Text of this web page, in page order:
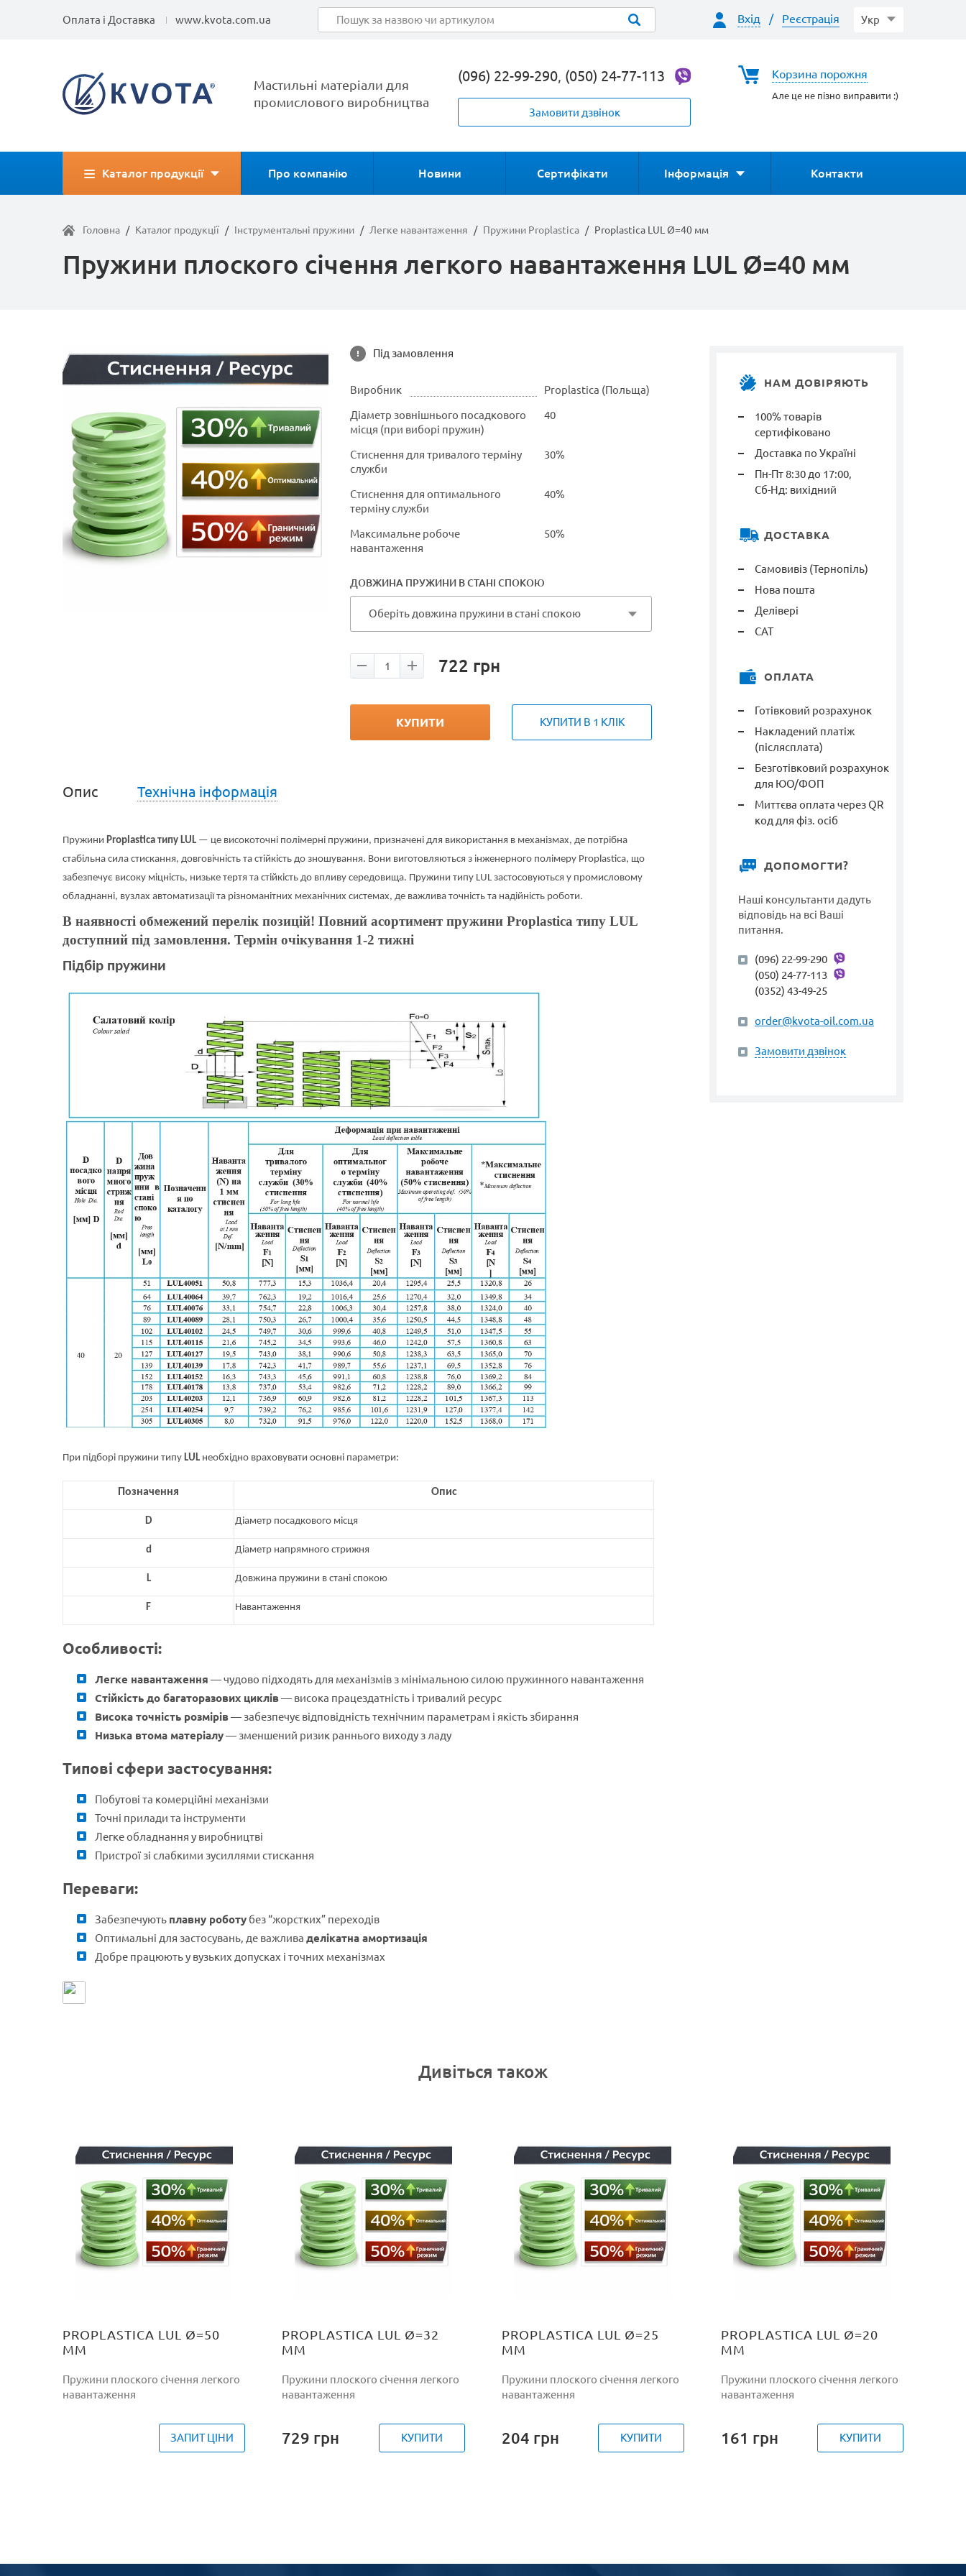
Оплата і Доставка www.kvota.com.ua Укр
Вхід / Реєстрація
Мастильні матеріали для
промислового виробництва
Корзина порожня
Але це не пізно виправити :)
(096) 22-99-290, (050) 24-77-113
Замовити дзвінок
Каталог продукції Про компанію Новини Сертифікати Інформація Контакти
Головна / Каталог продукції / Інструментальні пружини / Легке навантаження / Пружини Proplastica / Proplastica LUL Ø=40 мм
Пружини плоского січення легкого навантаження LUL Ø=40 мм
Під замовлення
Виробник Proplastica (Польща)
Діаметр зовнішнього посадкового
місця (при виборі пружин)
40
Стиснення для тривалого терміну
служби
30%
Стиснення для оптимального
терміну служби
40%
Максимальне робоче
навантаження
50%
ДОВЖИНА ПРУЖИНИ В СТАНІ СПОКОЮ
Оберіть довжина пружини в стані спокою
722 грн
КУПИТИ КУПИТИ В 1 КЛІК
Опис Технічна інформація
Пружини Proplastica типу LUL — це високоточні полімерні пружини, призначені для використання в механізмах, де потрібна
стабільна сила стискання, довговічність та стійкість до зношування. Вони виготовляються з інженерного полімеру Proplastica, що
забезпечує високу міцність, низьке тертя та стійкість до впливу середовища. Пружини типу LUL застосовуються у промисловому
обладнанні, вузлах автоматизації та різноманітних механічних системах, де важлива точність та надійність роботи.
В наявності обмежений перелік позицій! Повний асортимент пружини Proplastica типу LUL
доступний під замовлення. Термін очікування 1-2 тижні
Підбір пружини
При підборі пружини типу LUL необхідно враховувати основні параметри:
Позначення Опис
D Діаметр посадкового місця
d Діаметр напрямного стрижня
L Довжина пружини в стані спокою
F Навантаження
Особливості:
Легке навантаження — чудово підходять для механізмів з мінімальною силою пружинного навантаження
Стійкість до багаторазових циклів— висока працездатність і тривалий ресурс
Висока точність розмірів— забезпечує відповідність технічним параметрам і якість збирання
Низька втома матеріалу— зменшений ризик раннього виходу з ладу
Типові сфери застосування:
Побутові та комерційні механізми
Точні прилади та інструменти
Легке обладнання у виробництві
Пристрої зі слабкими зусиллями стискання
Переваги:
Забезпечують плавну роботу без “жорстких” переходів
Оптимальні для застосувань, де важлива делікатна амортизація
Добре працюють у вузьких допусках і точних механізмах
НАМ ДОВІРЯЮТЬ
100% товарів
сертифіковано
Доставка по Україні
Пн-Пт 8:30 до 17:00,
Сб-Нд: вихідний
ДОСТАВКА
Самовивіз (Тернопіль)
Нова пошта
Делівері
САТ
ОПЛАТА
Готівковий розрахунок
Накладений платіж
(післясплата)
Безготівковий розрахунок
для ЮО/ФОП
Миттєва оплата через QR
код для фіз. осіб
ДОПОМОГТИ?
Наші консультанти дадуть
відповідь на всі Ваші
питання.
(096) 22-99-290
(050) 24-77-113
(0352) 43-49-25
order@kvota-oil.com.ua
Замовити дзвінок
Дивіться також
PROPLASTICA LUL Ø=50
ММ
Пружини плоского січення легкого
навантаження
ЗАПИТ ЦІНИ
PROPLASTICA LUL Ø=32
ММ
Пружини плоского січення легкого
навантаження
729 грн КУПИТИ
PROPLASTICA LUL Ø=25
ММ
Пружини плоского січення легкого
навантаження
204 грн КУПИТИ
PROPLASTICA LUL Ø=20
ММ
Пружини плоского січення легкого
навантаження
161 грн КУПИТИ